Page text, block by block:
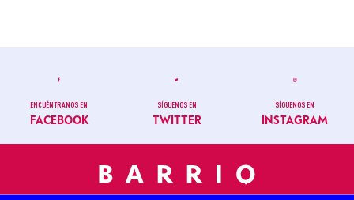
ENCUÉNTRANOS EN
FACEBOOK
SÍGUENOS EN
TWITTER
SÍGUENOS EN
INSTAGRAM